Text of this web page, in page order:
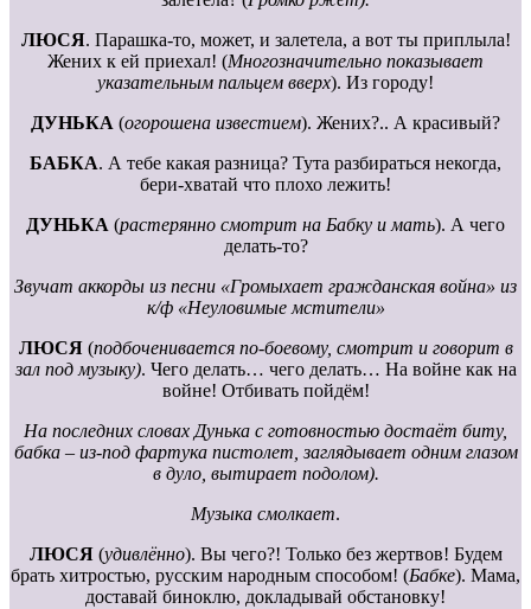
ЛЮСЯ. Парашка-то, может, и залетела, а вот ты приплыла!
Жених к ей приехал! (Многозначительно показывает
указательным пальцем вверх). Из городу!
ДУНЬКА (огорошена известием). Жених?.. А красивый?
БАБКА. А тебе какая разница? Тута разбираться некогда,
бери-хватай что плохо лежить!
ДУНЬКА (растерянно смотрит на Бабку и мать). А чего
делать-то?
Звучат аккорды из песни «Громыхает гражданская война» из
к/ф «Неуловимые мстители»
ЛЮСЯ(подбоченивается по-боевому, смотрит и говорит в
зал под музыку). Чего делать… чего делать… На войне как на
войне! Отбивать пойдём!
На последних словах Дунька с готовностью достаёт биту,
бабка – из-под фартука пистолет, заглядывает одним глазом
в дуло, вытирает подолом).
Музыка смолкает.
ЛЮСЯ(удивлённо). Вы чего?! Только без жертвов! Будем
брать хитростью, русским народным способом! (Бабке). Мама,
доставай биноклю, докладывай обстановку!